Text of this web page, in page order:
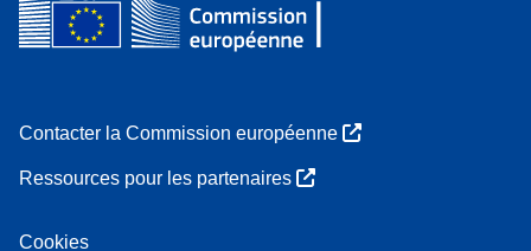
Contacter la Commission européenne
Ressources pour les partenaires
Cookies